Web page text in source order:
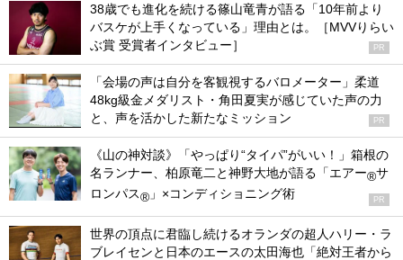
38歳でも進化を続ける篠山竜青が語る「10年前より
バスケが上手くなっている」理由とは。［MVVりらい
ぶ賞 受賞者インタビュー］
PR
「会場の声は自分を客観視するバロメーター」柔道
48kg級金メダリスト・角田夏実が感じていた声の力
と、声を活かした新たなミッション
PR
《山の神対談》「やっぱり“タイパ”がいい！」箱根の
名ランナー、柏原竜二と神野大地が語る「エアー®サ
ロンパス® 」×コンディショニング術 PR
世界の頂点に君臨し続けるオランダの超人ハリー・ラ
ブレイセンと日本のエースの太田海也「絶対王者から